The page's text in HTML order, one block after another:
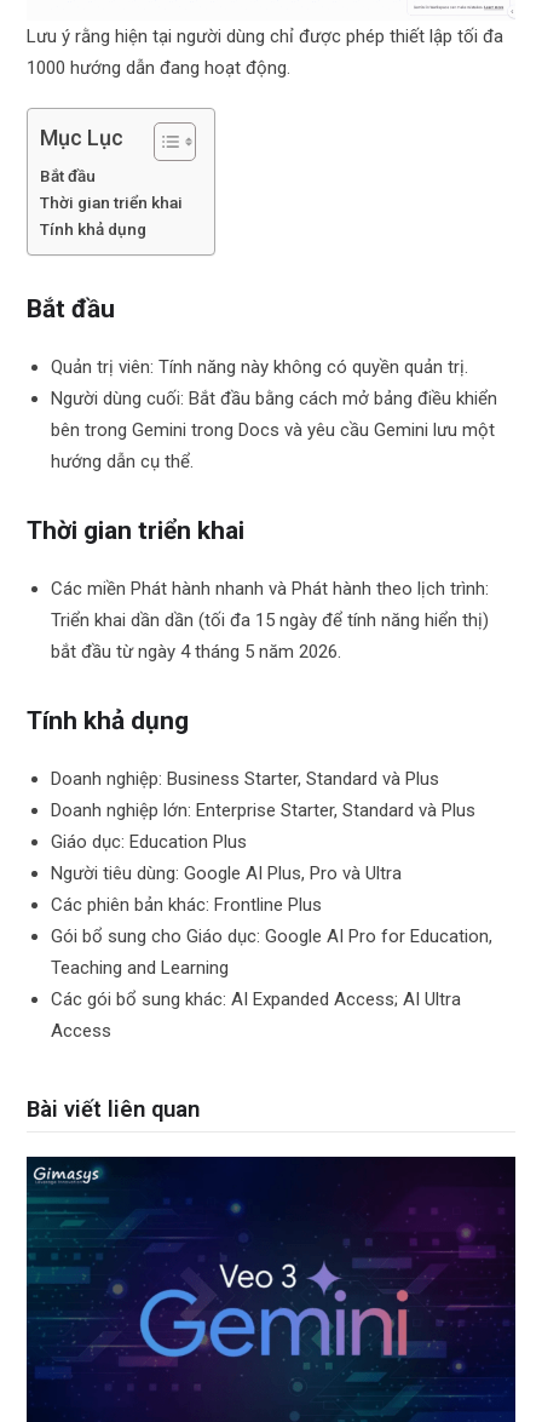
Lưu ý rằng hiện tại người dùng chỉ được phép thiết lập tối đa
1000 hướng dẫn đang hoạt động.
Mục Lục
Bắt đầu
Thời gian triển khai
Tính khả dụng
Bắt đầu
Quản trị viên: Tính năng này không có quyền quản trị.
Người dùng cuối: Bắt đầu bằng cách mở bảng điều khiển
bên trong Gemini trong Docs và yêu cầu Gemini lưu một
hướng dẫn cụ thể.
Thời gian triển khai
Các miền Phát hành nhanh và Phát hành theo lịch trình:
Triển khai dần dần (tối đa 15 ngày để tính năng hiển thị)
bắt đầu từ ngày 4 tháng 5 năm 2026.
Tính khả dụng
Doanh nghiệp: Business Starter, Standard và Plus
Doanh nghiệp lớn: Enterprise Starter, Standard và Plus
Giáo dục: Education Plus
Người tiêu dùng: Google AI Plus, Pro và Ultra
Các phiên bản khác: Frontline Plus
Gói bổ sung cho Giáo dục: Google AI Pro for Education,
Teaching and Learning
Các gói bổ sung khác: AI Expanded Access; AI Ultra
Access
Bài viết liên quan